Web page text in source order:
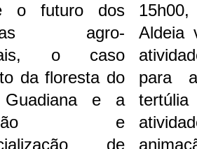
o futuro dos
agro-
o caso
da floresta do
Guadiana e a
e
de
Aldeia
para